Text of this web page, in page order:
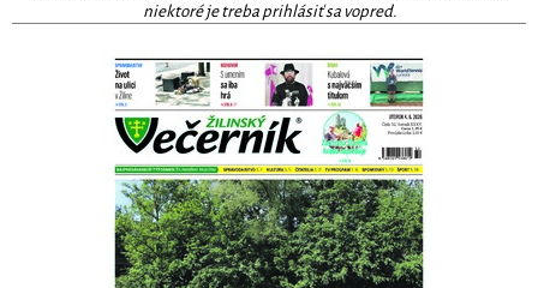
niektoré je treba prihlásiť sa vopred.